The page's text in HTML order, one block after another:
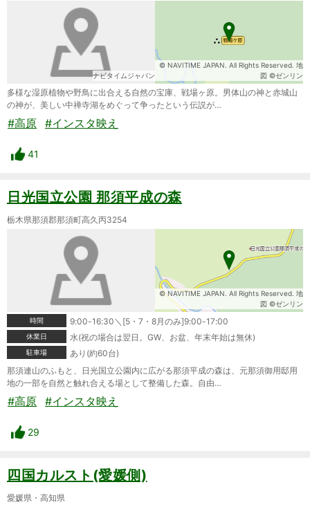
ナビタイムジャパン
© NAVITIME JAPAN. All Rights Reserved. 地
図 ©ゼンリン
多様な湿原植物や野鳥に出合える自然の宝庫、戦場ヶ原。男体山の神と赤城山
の神が、美しい中禅寺湖をめぐって争ったという伝説が…
#高原 #インスタ映え
41
日光国立公園 那須平成の森
栃木県那須郡那須町高久丙3254
© NAVITIME JAPAN. All Rights Reserved. 地
図 ©ゼンリン
時間
9:00-16:30＼[5・7・8月のみ]9:00-17:00
休業日 水(祝の場合は翌日。GW、お盆、年末年始は無休)
駐車場
あり(約60台)
那須連山のふもと、日光国立公園内に広がる那須平成の森は、元那須御用邸用
地の一部を自然と触れ合える場として整備した森。自由…
#高原 #インスタ映え
29
四国カルスト(愛媛側)
愛媛県・高知県